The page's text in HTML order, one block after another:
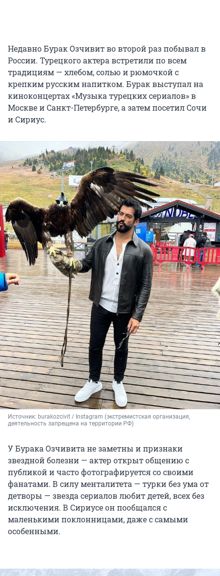
Недавно Бурак Озчивит во второй раз побывал в
России. Турецкого актера встретили по всем
традициям — хлебом, солью и рюмочкой с
крепким русским напитком. Бурак выступал на
киноконцертах «Музыка турецких сериалов» в
Москве и Санкт-Петербурге, а затем посетил Сочи
и Сириус.
Источник: burakozcivit / Instagram (экстремистская организация,
деятельность запрещена на территории РФ)
У Бурака Озчивита не заметны и признаки
звездной болезни — актер открыт общению с
публикой и часто фотографируется со своими
фанатами. В силу менталитета — турки без ума от
детворы — звезда сериалов любит детей, всех без
исключения. В Сириусе он пообщался с
маленькими поклонницами, даже с самыми
особенными.